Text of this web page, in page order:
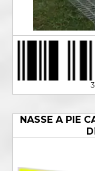
NASSE A PIE